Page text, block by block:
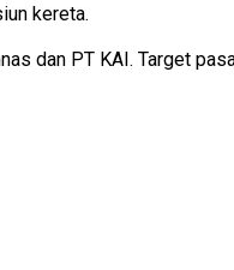
kereta.
dan PT KAI. Target